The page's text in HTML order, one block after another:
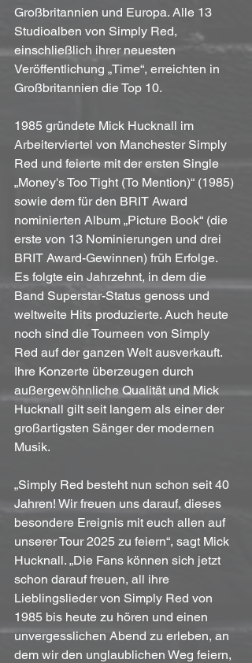
Großbritannien und Europa. Alle 13
Studioalben von Simply Red,
einschließlich ihrer neuesten
Veröffentlichung „Time“, erreichten in
Großbritannien die Top 10.
1985 gründete Mick Hucknall im
Arbeiterviertel von Manchester Simply
Red und feierte mit der ersten Single
„Money's Too Tight (To Mention)“ (1985)
sowie dem für den BRIT Award
nominierten Album „Picture Book“ (die
erste von 13 Nominierungen und drei
BRIT Award-Gewinnen) früh Erfolge.
Es folgte ein Jahrzehnt, in dem die
Band Superstar-Status genoss und
weltweite Hits produzierte. Auch heute
noch sind die Tourneen von Simply
Red auf der ganzen Welt ausverkauft.
Ihre Konzerte überzeugen durch
außergewöhnliche Qualität und Mick
Hucknall gilt seit langem als einer der
großartigsten Sänger der modernen
Musik.
„Simply Red besteht nun schon seit 40
Jahren! Wir freuen uns darauf, dieses
besondere Ereignis mit euch allen auf
unserer Tour 2025 zu feiern“, sagt Mick
Hucknall. „Die Fans können sich jetzt
schon darauf freuen, all ihre
Lieblingslieder von Simply Red von
1985 bis heute zu hören und einen
unvergesslichen Abend zu erleben, an
dem wir den unglaublichen Weg feiern,